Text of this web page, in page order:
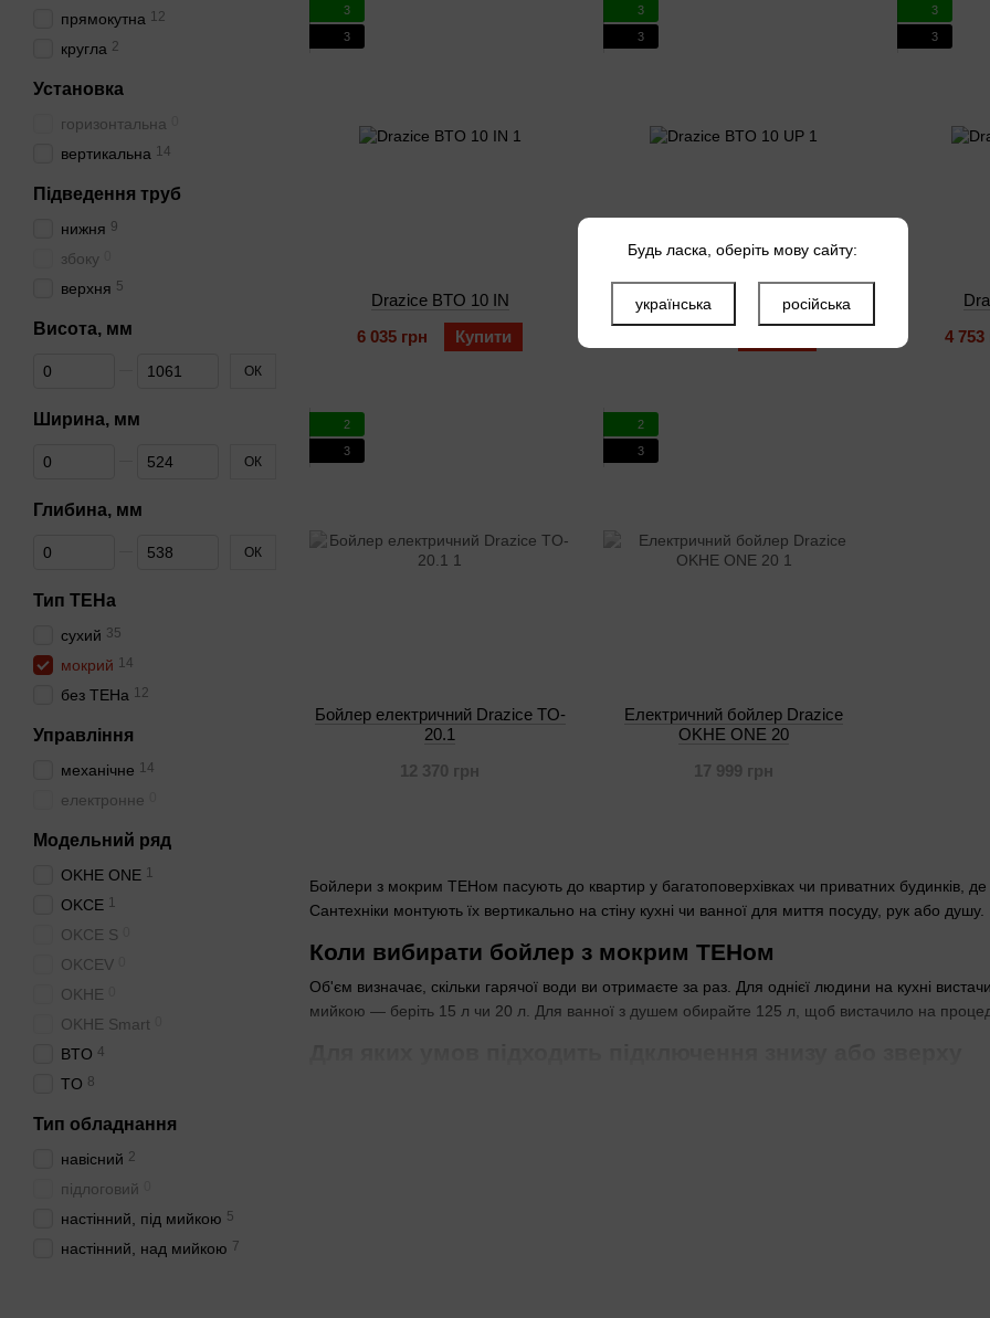
Бойлери з мокрим ТЕНом пасують до квартир у багатоповерхівках чи приватних будинків, де
Сантехніки монтують їх вертикально на стіну кухні чи ванної для миття посуду, рук або душу.
Коли вибирати бойлер з мокрим ТЕНом
Об'єм визначає, скільки гарячої води ви отримаєте за раз. Для однієї людини на кухні
мийкою — беріть 15 л чи 20 л. Для ванної з душем обирайте 125 л, щоб вистачило на
3
3
Drazice BTO 10 IN
6 035 грн
Купити
3
3
Drazice BTO 10 UP
3
3
4 753
2
3
Бойлер електричний Drazice TO-
20.1
12 370 грн
2
3
Електричний бойлер Drazice
OKHE ONE 20
17 999 грн
прямокутна 12
кругла 2
Установка
горизонтальна
вертикальна 14
Підведення труб
нижня 9
збоку
верхня 5
Висота, мм
Від Висота, мм
До Висота, мм ОК
Ширина, мм
Від Ширина, мм
До Ширина, мм ОК
Глибина, мм
Від Глибина, мм
До Глибина, мм ОК
Тип ТЕНа
сухий 35
мокрий 14
без ТЕНа 12
Управління
механічне 14
електронне
Модельний ряд
OKHE ONE 1
OKCE 1
OKCE S
OKCEV
OKHE
OKHE Smart
BTO 4
TO 8
Тип обладнання
навісний 2
підлоговий
настінний, під мийкою 5
настінний, над мийкою 7
Будь ласка, оберіть мову сайту:
українська російська